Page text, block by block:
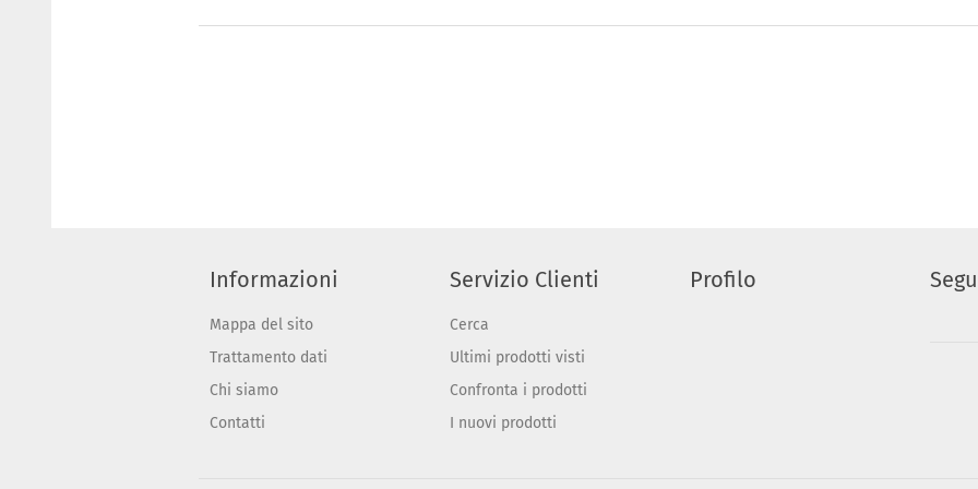
Informazioni
Mappa del sito
Trattamento dati
Chi siamo
Contatti
Servizio Clienti
Cerca
Ultimi prodotti visti
Confronta i prodotti
I nuovi prodotti
Profilo